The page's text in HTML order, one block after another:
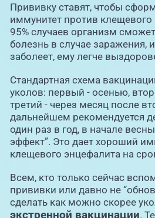
Прививку ставят, чтобы
иммунитет против клещевого
95% случаев организм
болезнь в случае заражения,
заболеет, ему легче
Стандартная схема
уколов: первый - осенью,
третий - через месяц после
дальнейшем рекомендуется
один раз в год, в начале
эффект”. Это дает хороший
клещевого энцефалита на
Всем, кто только сейчас
прививки или давно не
сделать как можно скорее
экстренной вакцинации.